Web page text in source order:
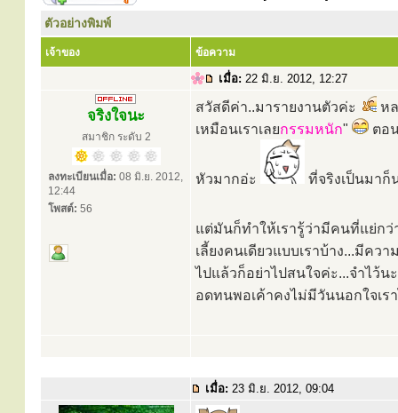
ตัวอย่างพิมพ์
เจ้าของ ข้อความ
เมื่อ: 22 มิ.ย. 2012, 12:27
จริงใจนะ
สมาชิก ระดับ 2
ลงทะเบียนเมื่อ: 08 มิ.ย. 2012,
12:44
โพสต์: 56
สวัสดีค่า..มารายงานตัวค่ะ
ห
เหมือนเราเลยกรรมหนัก" ตอ
หัวมากอ่ะ ที่จริงเป็นมาก็
แต่มันก็ทำให้เรารู้ว่ามีคนที่แย่กว่
เลี้ยงคนเดียวแบบเราบ้าง...มีค
ไปแล้วก็อย่าไปสนใจค่ะ...จำไว้
อดทนพอเค้าคงไม่มีวันนอกใจเ
เมื่อ: 23 มิ.ย. 2012, 09:04